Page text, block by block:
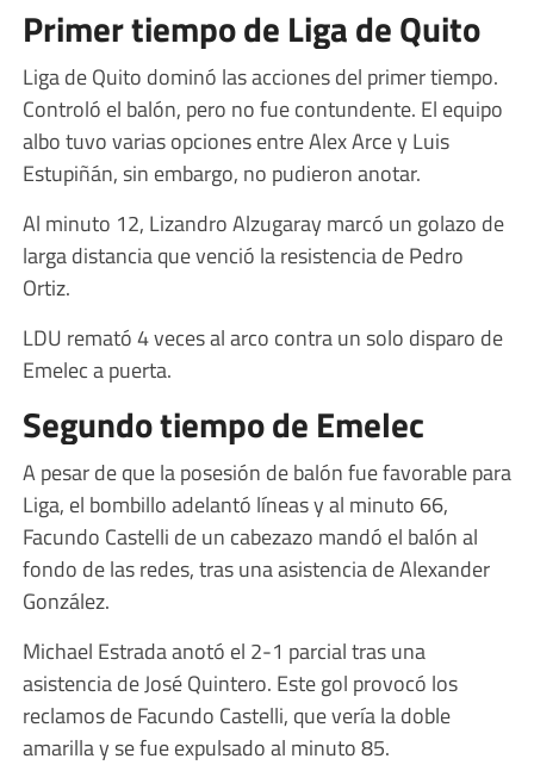
Primer tiempo de Liga de Quito
Liga de Quito dominó las acciones del primer tiempo.
Controló el balón, pero no fue contundente. El equipo
albo tuvo varias opciones entre Alex Arce y Luis
Estupiñán, sin embargo, no pudieron anotar.
Al minuto 12, Lizandro Alzugaray marcó un golazo de
larga distancia que venció la resistencia de Pedro
Ortiz.
LDU remató 4 veces al arco contra un solo disparo de
Emelec a puerta.
Segundo tiempo de Emelec
A pesar de que la posesión de balón fue favorable para
Liga, el bombillo adelantó líneas y al minuto 66,
Facundo Castelli de un cabezazo mandó el balón al
fondo de las redes, tras una asistencia de Alexander
González.
Michael Estrada anotó el 2-1 parcial tras una
asistencia de José Quintero. Este gol provocó los
reclamos de Facundo Castelli, que vería la doble
amarilla y se fue expulsado al minuto 85.